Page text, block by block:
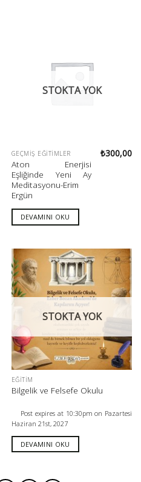
STOKTA YOK
GEÇMIŞ EĞITIMLER
Aton Enerjisi
Eşliğinde Yeni Ay
Meditasyonu-Erim
Ergün
₺300,00
DEVAMINI OKU
STOKTA YOK
EĞITIM
Bilgelik ve Felsefe Okulu
Post expires at 10:30pm on Pazartesi
Haziran 21st, 2027
DEVAMINI OKU